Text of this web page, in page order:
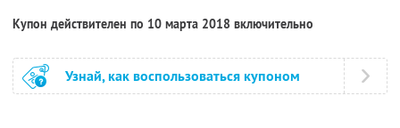
Купон действителен по 10 марта 2018 включительно
Узнай, как воспользоваться купоном